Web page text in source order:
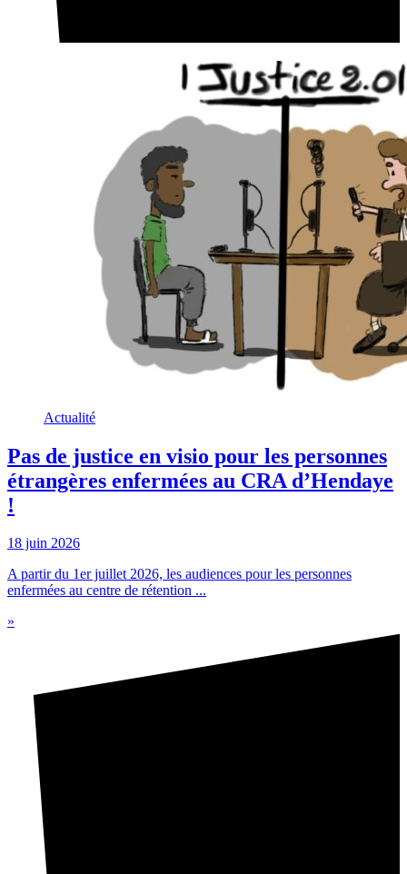
Actualité
Pas de justice en visio pour les personnes
étrangères enfermées au CRA d’Hendaye
!
18 juin 2026
A partir du 1er juillet 2026, les audiences pour les personnes
enfermées au centre de rétention ...
»